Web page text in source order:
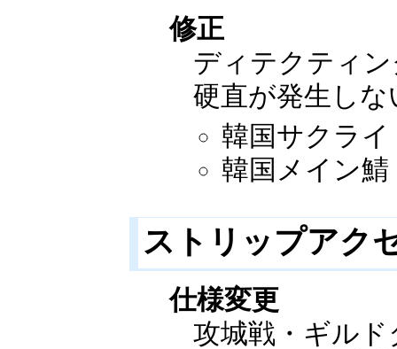
修正
ディテクティ
硬直が発生しな
韓国サクライ
韓国メイン鯖
ストリップアク
仕様変更
攻城戦・ギル